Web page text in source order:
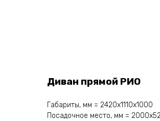
Диван прямой РИО
Габариты, мм = 2420х1110х1000
Посадочное место, мм =